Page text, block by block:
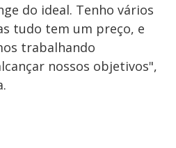
do ideal. Tenho vários
tudo tem um preço, e
trabalhando
nossos objetivos",